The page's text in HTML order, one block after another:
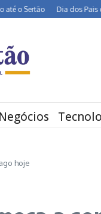
Dia dos Pais deve
Negócios
hoje